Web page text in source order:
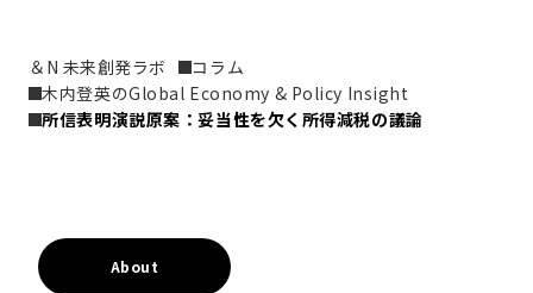
＆N 未来創発ラボ
コラム
木内登英のGlobal Economy & Policy Insight
所信表明演説原案：妥当性を欠く所得減税の議論
About